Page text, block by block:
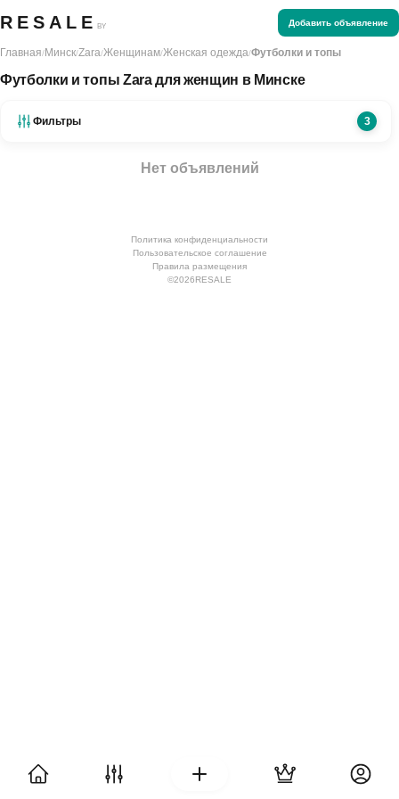
RESALE BY Добавить объявление
Главная/Минск/Zara/Женщинам/Женская одежда/Футболки и топы
Футболки и топы Zara для женщин в Минске
Фильтры 3
Нет объявлений
Политика конфиденциальности
Пользовательское соглашение
Правила размещения
©2026RESALE